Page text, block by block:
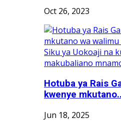
Oct 26, 2023
Hotuba ya Rais
kwenye
Jun 18, 2025